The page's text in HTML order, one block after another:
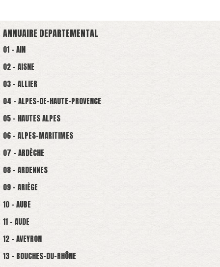
ANNUAIRE DEPARTEMENTAL
01 - AIN
02 - AISNE
03 - ALLIER
04 - ALPES-DE-HAUTE-PROVENCE
05 - HAUTES ALPES
06 - ALPES-MARITIMES
07 - ARDÈCHE
08 - ARDENNES
09 - ARIÈGE
10 - AUBE
11 - AUDE
12 - AVEYRON
13 - BOUCHES-DU-RHÔNE